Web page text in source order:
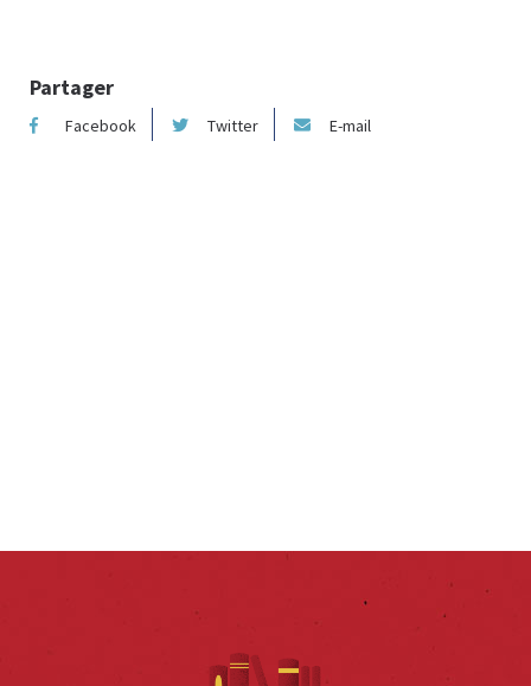
Partager
Facebook Twitter E-mail